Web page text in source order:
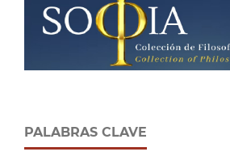
PALABRAS CLAVE